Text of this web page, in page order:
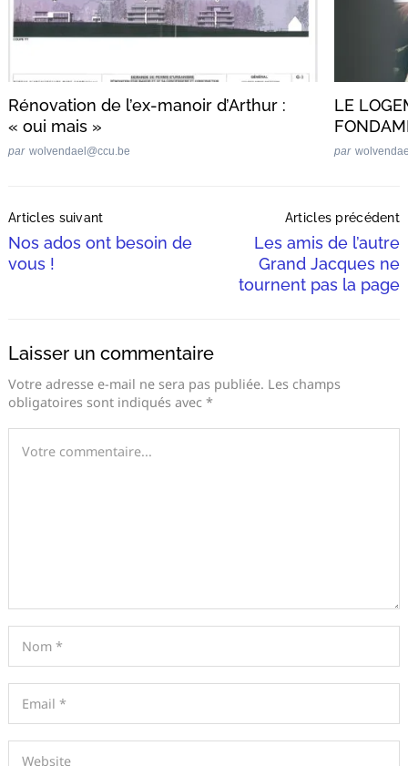
Rénovation de l’ex-manoir d’Arthur :
« oui mais »
par wolvendael@ccu.be
LE
par
Navigation
Articles suivant
Nos ados ont besoin de
vous !
Articles précédent
Les amis de l’autre
Grand Jacques ne
tournent pas la page
Laisser un commentaire
Votre adresse e-mail ne sera pas publiée. Les champs
obligatoires sont indiqués avec *